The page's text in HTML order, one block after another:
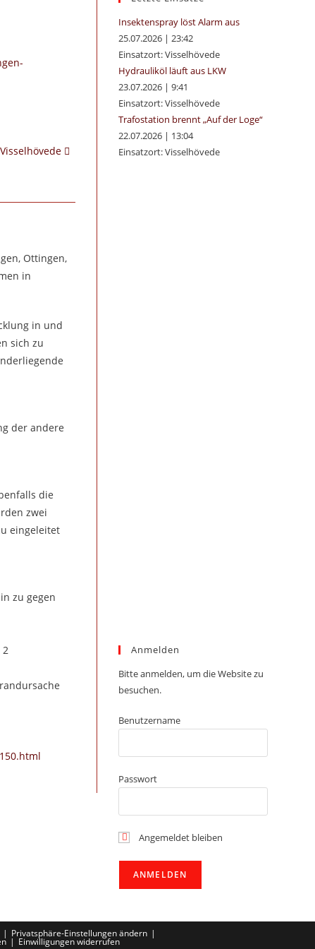
Ottingen,
in
in und
sich zu
der andere
die
zwei
eingeleitet
zu gegen
2
Insektenspray löst Alarm aus
25.07.2026| 23:42
Einsatzort: Visselhövede
Hydrauliköl läuft aus LKW
23.07.2026| 9:41
Einsatzort: Visselhövede
Trafostation brennt „Auf der Loge“
22.07.2026| 13:04
Einsatzort: Visselhövede
Anmelden
Bitte anmelden, um die Website zu
besuchen.
Benutzername
Passwort
Angemeldet bleiben
Privatsphäre-Einstellungen ändern
Einwilligungen widerrufen